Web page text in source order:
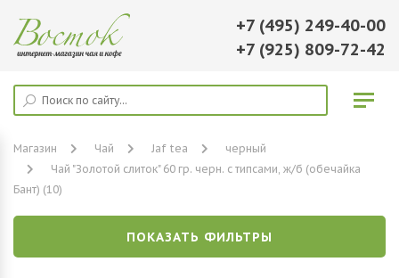
+7 (495) 249-40-00
+7 (925) 809-72-42
Магазин Чай Jaf tea
черный
Чай "Золотой слиток" 60 гр. черн. с типсами, ж/б (обечайка
Бант) (10)
ПОКАЗАТЬ ФИЛЬТРЫ